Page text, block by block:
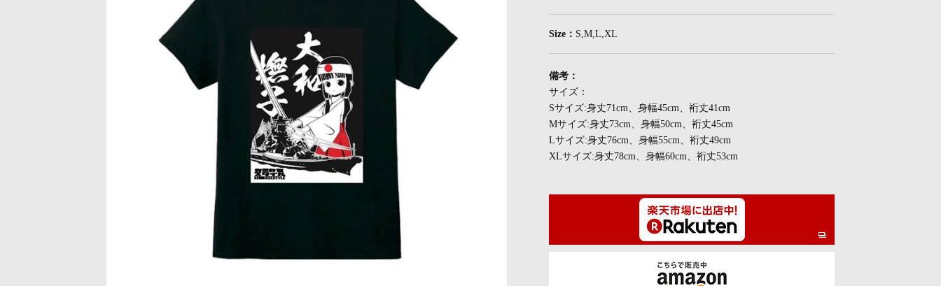
Size： S,M,L,XL
備考：
サイズ：
Sサイズ:身丈71cm、身幅45cm、裄丈41cm
Mサイズ:身丈73cm、身幅50cm、裄丈45cm
Lサイズ:身丈76cm、身幅55cm、裄丈49cm
XLサイズ:身丈78cm、身幅60cm、裄丈53cm